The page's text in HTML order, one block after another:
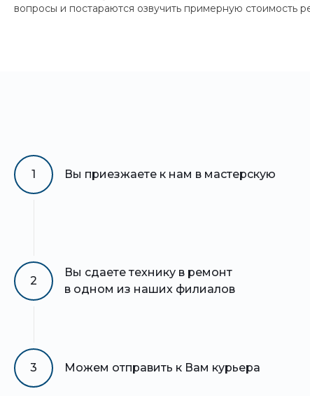
вопросы и постараются озвучить примерную стоимость
1 Вы приезжаете к нам в мастерскую
2
Вы сдаете технику в ремонт
в одном из наших филиалов
3 Можем отправить к Вам курьера